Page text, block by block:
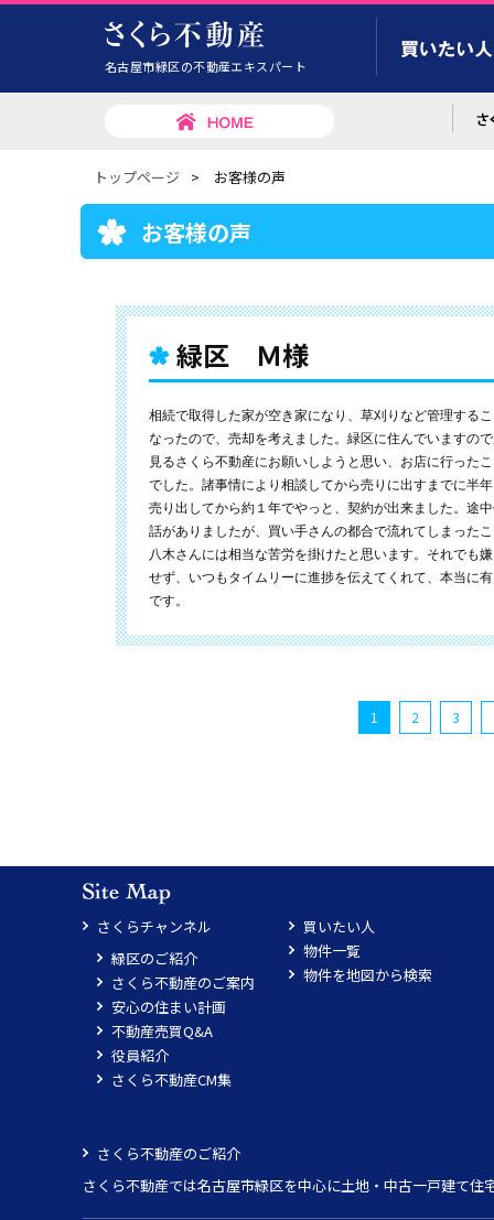
名古屋市緑区の不動産エキスパート
トップページ > お客様の声
お客様の声
緑区 Ｍ様
相続で取得した家が空き家になり、草刈りなど管理する
なったので、売却を考えました。緑区に住んでいますの
見るさくら不動産にお願いしようと思い、お店に行った
でした。諸事情により相談してから売りに出すまでに半
売り出してから約１年でやっと、契約が出来ました。途
話がありましたが、買い手さんの都合で流れてしまった
八木さんには相当な苦労を掛けたと思います。それでも
せず、いつもタイムリーに進捗を伝えてくれて、本当に
です。
1 2 3
さくらチャンネル
緑区のご紹介
さくら不動産のご案内
安心の住まい計画
不動産売買Q&A
役員紹介
さくら不動産CM集
買いたい人
物件一覧
物件を地図から検索
さくら不動産のご紹介
さくら不動産では名古屋市緑区を中心に土地・中古一戸建て